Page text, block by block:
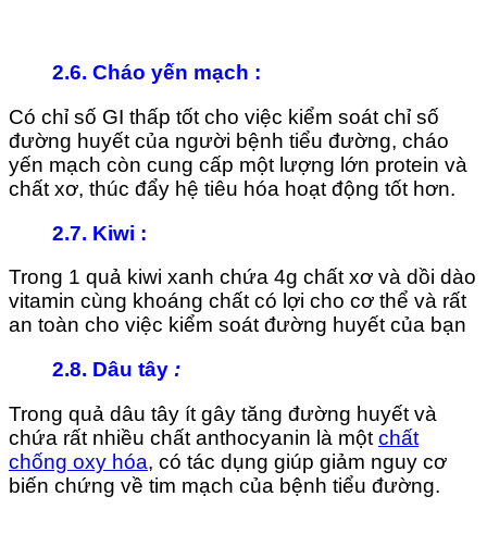
2.6. Cháo yến mạch :
Có chỉ số GI thấp tốt cho việc kiểm soát chỉ số
đường huyết của người bệnh tiểu đường, cháo
yến mạch còn cung cấp một lượng lớn protein và
chất xơ, thúc đẩy hệ tiêu hóa hoạt động tốt hơn.
2.7. Kiwi :
Trong 1 quả kiwi xanh chứa 4g chất xơ và dồi dào
vitamin cùng khoáng chất có lợi cho cơ thể và rất
an toàn cho việc kiểm soát đường huyết của bạn
2.8. Dâu tây :
Trong quả dâu tây ít gây tăng đường huyết và
chứa rất nhiều chất anthocyanin là một chất
chống oxy hóa, có tác dụng giúp giảm nguy cơ
biến chứng về tim mạch của bệnh tiểu đường.